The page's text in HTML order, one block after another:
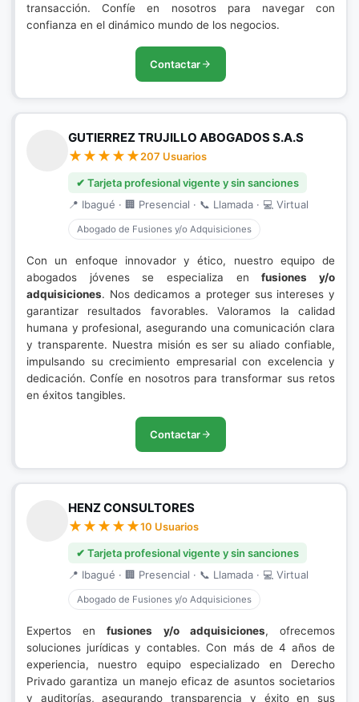
transacción. Confíe en nosotros para navegar con
confianza en el dinámico mundo de los negocios.
Contactar
GUTIERREZ TRUJILLO ABOGADOS S.A.S
207 Usuarios
✔ Tarjeta profesional vigente y sin sanciones
📍 Ibagué · 🏢 Presencial · 📞 Llamada · 💻 Virtual
Abogado de Fusiones y/o Adquisiciones
Con un enfoque innovador y ético, nuestro equipo de
abogados jóvenes se especializa enfusiones y/o
adquisiciones. Nos dedicamos a proteger sus intereses y
garantizar resultados favorables. Valoramos la calidad
humana y profesional, asegurando una comunicación clara
y transparente. Nuestra misión es ser su aliado confiable,
impulsando su crecimiento empresarial con excelencia y
dedicación. Confíe en nosotros para transformar sus retos
en éxitos tangibles.
Contactar
HENZ CONSULTORES
10 Usuarios
✔ Tarjeta profesional vigente y sin sanciones
📍 Ibagué · 🏢 Presencial · 📞 Llamada · 💻 Virtual
Abogado de Fusiones y/o Adquisiciones
Expertos enfusiones y/o adquisiciones, ofrecemos
soluciones jurídicas y contables. Con más de 4 años de
experiencia, nuestro equipo especializado en Derecho
Privado garantiza un manejo eficaz de asuntos societarios
y auditorías, asegurando transparencia y éxito en sus